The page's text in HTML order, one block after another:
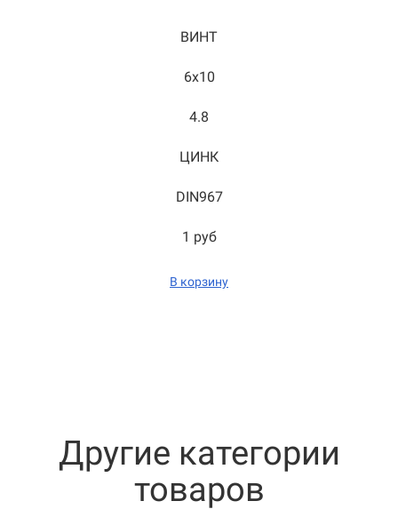
ВИНТ
6x10
4.8
ЦИНК
DIN967
1 руб
В корзину
Другие категории
товаров